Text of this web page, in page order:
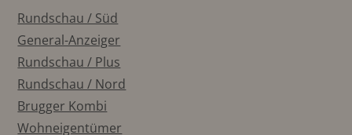
Rundschau / Süd
General-Anzeiger
Rundschau / Plus
Rundschau / Nord
Brugger Kombi
Wohneigentümer